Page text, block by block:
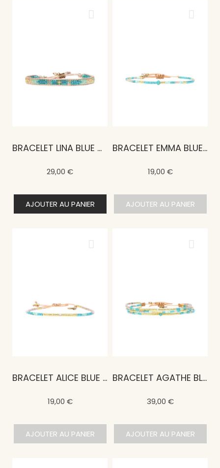
BRACELET LINA BLUE MALDIVES
29,00 €
AJOUTER AU PANIER
BRACELET EMMA BLUE MALDIVES
19,00 €
AJOUTER AU PANIER
BRACELET ALICE BLUE MALDIVES
19,00 €
AJOUTER AU PANIER
BRACELET AGATHE BLUE MALDIVES
39,00 €
AJOUTER AU PANIER